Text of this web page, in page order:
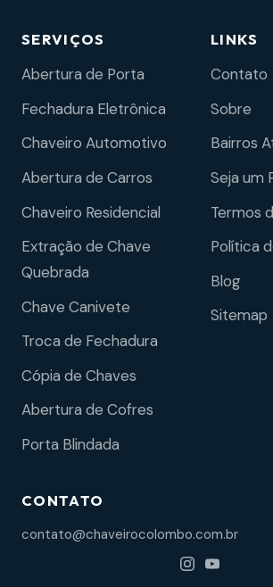
SERVIÇOS
Abertura de Porta
Fechadura Eletrônica
Chaveiro Automotivo
Abertura de Carros
Chaveiro Residencial
Extração de Chave
Quebrada
Chave Canivete
Troca de Fechadura
Cópia de Chaves
Abertura de Cofres
Porta Blindada
LINKS
Contato
Sobre
Bairros
Seja um
Termos
Política
Blog
Sitemap
CONTATO
contato@chaveirocolombo.com.br